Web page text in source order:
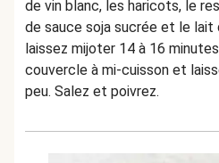
de vin blanc, les haricots, le
de sauce soja sucrée et le lait
laissez mijoter 14 à 16
couvercle à mi-cuisson et
peu. Salez et poivrez.